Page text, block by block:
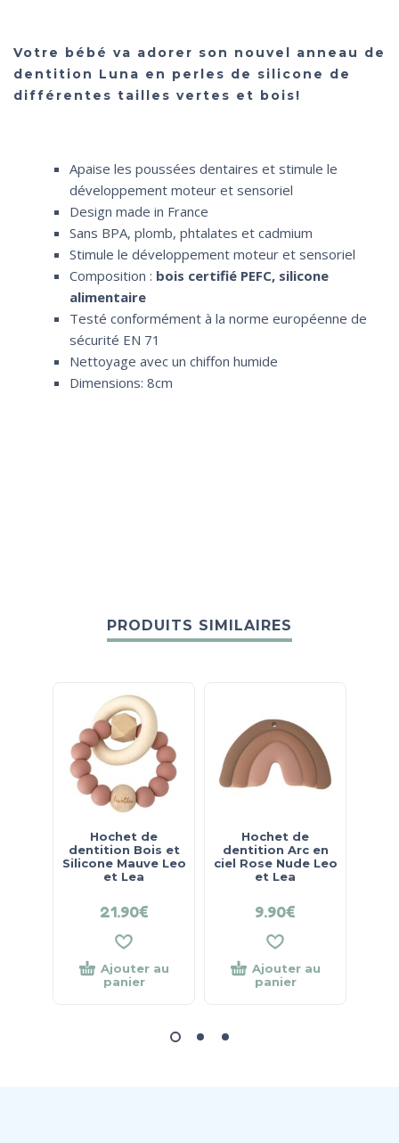
Votre bébé va adorer son nouvel anneau de
dentition Luna en perles de silicone de
différentes tailles vertes et bois!
Apaise les poussées dentaires et stimule le
développement moteur et sensoriel
Design made in France
Sans BPA, plomb, phtalates et cadmium
Stimule le développement moteur et sensoriel
Composition : bois certifié PEFC, silicone
alimentaire
Testé conformément à la norme européenne de
sécurité EN 71
Nettoyage avec un chiffon humide
Dimensions: 8cm
PRODUITS SIMILAIRES
Hochet de
dentition Bois et
Silicone Mauve Leo
et Lea
21.90€
Ajouter au
panier
Hochet de
dentition Arc en
ciel Rose Nude Leo
et Lea
9.90€
Ajouter au
panier